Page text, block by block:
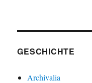
GESCHICHTE
Archivalia